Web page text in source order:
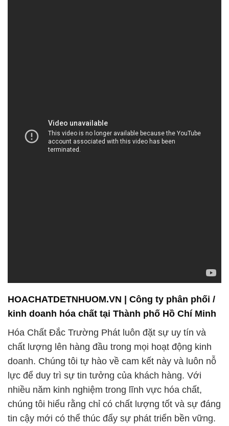
chất lượng lên hàng đầu trong mọi hoạt động kinh
doanh. Chúng tôi tự hào về cam kết này và luôn nỗ
lực để duy trì sự tin tưởng của khách hàng. Với
nhiều năm kinh nghiệm trong lĩnh vực hóa chất,
chúng tôi hiểu rằng chỉ có chất lượng tốt và sự đáng
tin cậy mới có thể thúc đẩy sự phát triển bền vững.
Chúng tôi rất mong muốn được hợp tác với quý
khách hàng và đối tác để cùng nhau phát triển trong
tương lai. Chúng tôi cam kết sẽ luôn nỗ lực để
mang đến cho bạn những sản phẩm và dịch vụ tốt